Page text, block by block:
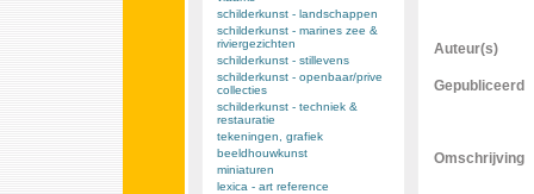
schilderkunst - landschappen
schilderkunst - marines zee &
riviergezichten
schilderkunst - stillevens
schilderkunst - openbaar/prive
collecties
schilderkunst - techniek &
restauratie
tekeningen, grafiek
beeldhouwkunst
miniaturen
lexica - art reference
Auteur(s)
Gepubliceerd
Omschrijving